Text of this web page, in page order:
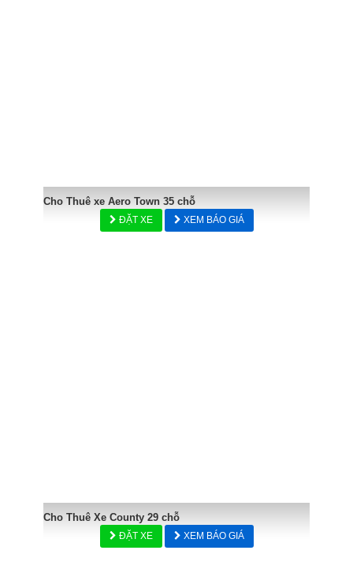
Cho Thuê xe Aero Town 35 chỗ
ĐẶT XE XEM BÁO GIÁ
Cho Thuê Xe County 29 chỗ
ĐẶT XE XEM BÁO GIÁ